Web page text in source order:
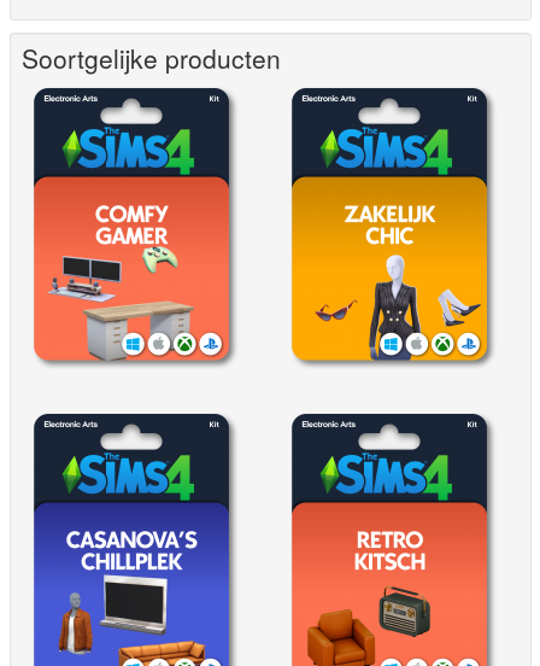
Soortgelijke producten